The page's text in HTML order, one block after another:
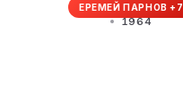
ЕРЕМЕЙ ПАРНОВ +7
1964